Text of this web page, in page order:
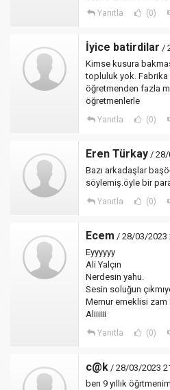
Yanıtla (0)
İyice batirdilar /
Kimse kusura
topluluk yok.
öğretmenden fazla
öğretmenlerle
Yanıtla (0)
Eren Türkay / 28/
Bazı arkadaşlar
söylemiş.öyle bir
Yanıtla (0)
Ecem / 28/03/2023
Eyyyyyy
Ali Yalçın
Nerdesin yahu.
Sesin soluğun
Memur emeklisi zam
Aliiiiii
Yanıtla (0)
c@k / 28/03/2023
ben 9 yıllık